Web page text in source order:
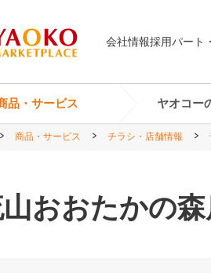
会社情報採用パート
品・サービス ヤオコー
Premium
県
商品・サービス チラシ・店舗情報
おおたかの森